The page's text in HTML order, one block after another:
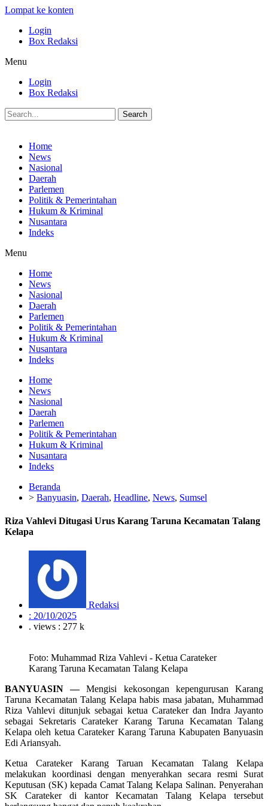
Lompat ke konten
Login
Box Redaksi
Menu
Login
Box Redaksi
Search
Home
News
Nasional
Daerah
Parlemen
Politik & Pemerintahan
Hukum & Kriminal
Nusantara
Indeks
Menu
Home
News
Nasional
Daerah
Parlemen
Politik & Pemerintahan
Hukum & Kriminal
Nusantara
Indeks
Home
News
Nasional
Daerah
Parlemen
Politik & Pemerintahan
Hukum & Kriminal
Nusantara
Indeks
Beranda
> Banyuasin, Daerah, Headline, News, Sumsel
Riza Vahlevi Ditugasi Urus Karang Taruna Kecamatan Talang
Kelapa
Redaksi
: 20/10/2025
. views : 277 k
Foto: Muhammad Riza Vahlevi - Ketua Carateker
Karang Taruna Kecamatan Talang Kelapa
BANYUASIN —Mengisi kekosongan kepengurusan Karang
Taruna Kecamatan Talang Kelapa habis masa jabatan, Muhammad
Riza Vahlevi ditunjuk sebagai ketua Carateker dan Indra Jayanto
sebagai Sekretaris Carateker Karang Taruna Kecamatan Talang
Kelapa oleh ketua Carateker Karang Taruna Kabupaten Banyuasin
Edi Ariansyah.
Ketua Carateker Karang Taruan Kecamatan Talang Kelapa
melakukan koordinasi dengan menyerahkan secara resmi Surat
Keputusan (SK) kepada Camat Talang Kelapa Salinan. Penyerahan
SK Carateker di kantor Kecamatan Talang Kelapa tersebut